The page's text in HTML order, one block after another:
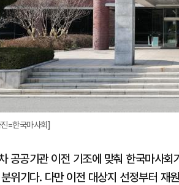
=한국마사회]
공공기관 이전 기조에 맞춰 한국마사
위기다. 다만 이전 대상지 선정부터 재